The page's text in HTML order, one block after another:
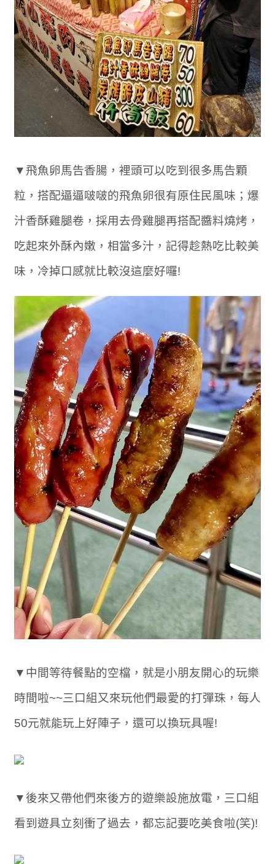
▼飛魚卵馬告香腸，裡頭可以吃到很多馬告顆
粒，搭配逼逼啵啵的飛魚卵很有原住民風味；爆
汁香酥雞腿卷，採用去骨雞腿再搭配醬料燒烤，
吃起來外酥內嫩，相當多汁，記得趁熱吃比較美
味，冷掉口感就比較沒這麼好囉!
▼中間等待餐點的空檔，就是小朋友開心的玩樂
時間啦~~三口組又來玩他們最愛的打彈珠，每人
50元就能玩上好陣子，還可以換玩具喔!
▼後來又帶他們來後方的遊樂設施放電，三口組
看到遊具立刻衝了過去，都忘記要吃美食啦(笑)!